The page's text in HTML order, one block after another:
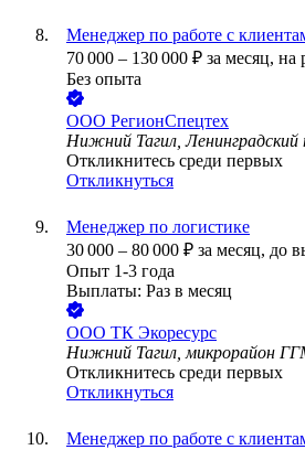
Менеджер по работе с
70 000 – 130 000 ₽ за месяц, на
Без опыта
ООО РегионСпецтех
Нижний Тагил, Ленинградский
Откликнитесь среди первых
Откликнуться
Менеджер по логистике
30 000 – 80 000 ₽ за месяц, до
Опыт 1-3 года
Выплаты: Раз в месяц
ООО ТК Экоресурс
Нижний Тагил, микрорайон
Откликнитесь среди первых
Откликнуться
Менеджер по работе с